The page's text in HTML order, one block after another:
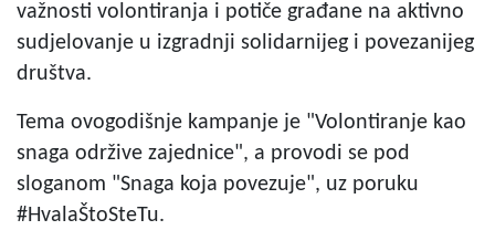
važnosti volontiranja i potiče građane na aktivno
sudjelovanje u izgradnji solidarnijeg i povezanijeg
društva.
Tema ovogodišnje kampanje je "Volontiranje kao
snaga održive zajednice", a provodi se pod
sloganom "Snaga koja povezuje", uz poruku
#HvalaŠtoSteTu.